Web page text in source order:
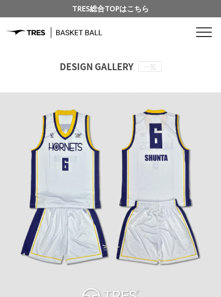
TRES総合TOPはこちら
DESIGN GALLERY 一覧